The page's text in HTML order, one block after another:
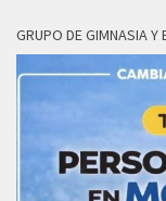
GRUPO DE GIMNASIA Y